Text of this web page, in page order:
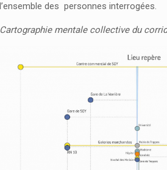
l’ensemble des personnes interrogées.
Cartographie mentale collective du